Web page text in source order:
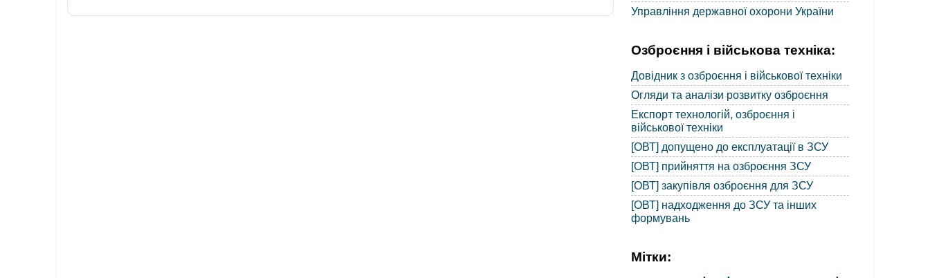
Управління державної охорони України
Озброєння і військова техніка:
Довідник з озброєння і військової техніки
Огляди та аналізи розвитку озброєння
Експорт технологій, озброєння і
військової техніки
[ОВТ] допущено до експлуатації в ЗСУ
[ОВТ] прийняття на озброєння ЗСУ
[ОВТ] закупівля озброєння для ЗСУ
[ОВТ] надходження до ЗСУ та інших
формувань
Мітки: